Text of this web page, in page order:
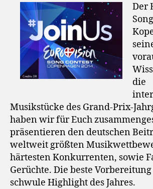
Der
die
Musikstücke des Grand-Prix-
haben wir für Euch
präsentieren den deutschen
weltweit größten
härtesten Konkurrenten, sowie
Gerüchte. Die beste
schwule Highlight des Jahres.